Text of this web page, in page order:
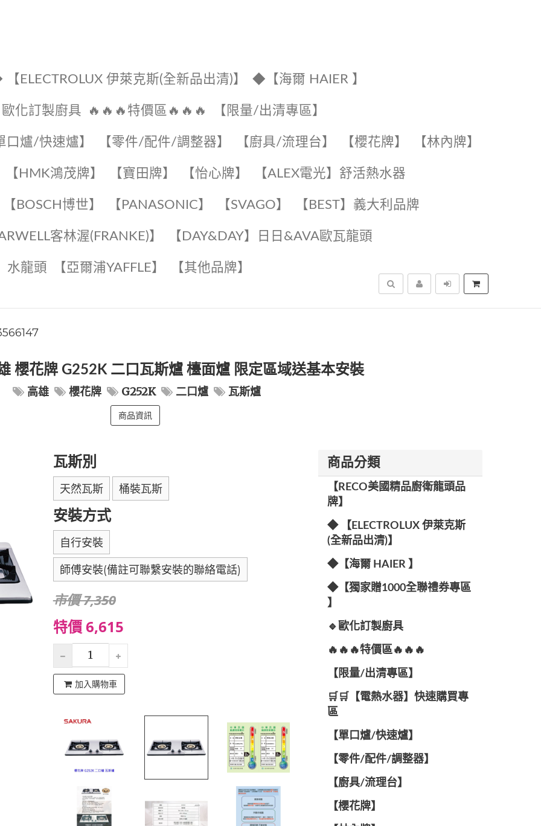
ELECTROLUX 伊萊克斯(全新品出清)】 ◆【海爾 HAIER 】
化訂製廚具 🔥🔥🔥特價區🔥🔥🔥 【限量/出清專區】
口爐/快速爐】 【零件/配件/調整器】 【廚具/流理台】 【櫻花牌】 【林內牌】
【HMK鴻茂牌】 【寶田牌】 ️【怡心牌】️ ️️【ALEX電光】舒活熱水器️️
【BOSCH博世】 ️【PANASONIC】️ ️【SVAGO】️ ️【BEST】️義大利品牌
客林渥(FRANKE)】️ ️【DAY&DAY】️日日&AVA歐瓦龍頭
水龍頭️ 【亞爾浦YAFFLE】 ️【其他品牌】️
搜尋
櫻花牌 G252K 二口瓦斯爐 檯面爐 限定區域送基本安裝
高雄 櫻花牌 G252K 二口爐 瓦斯爐
商品資訊
瓦斯別
天然瓦斯 桶裝瓦斯
安裝方式
自行安裝
師傅安裝(備註可聯繫安裝的聯絡電話)
市價 7,350
特價 6,615
加入購物車
商品分類
【RECO美國精品廚衛龍頭品
牌】
◆ 【ELECTROLUX 伊萊克斯
(全新品出清)】
◆【海爾 HAIER 】
◆【獨家贈1000全聯禮券專區
】
🔹歐化訂製廚具
🔥🔥🔥特價區🔥🔥🔥
【限量/出清專區】
🛒🛒【電熱水器】快速購買專
區
【單口爐/快速爐】
【零件/配件/調整器】
【廚具/流理台】
【櫻花牌】